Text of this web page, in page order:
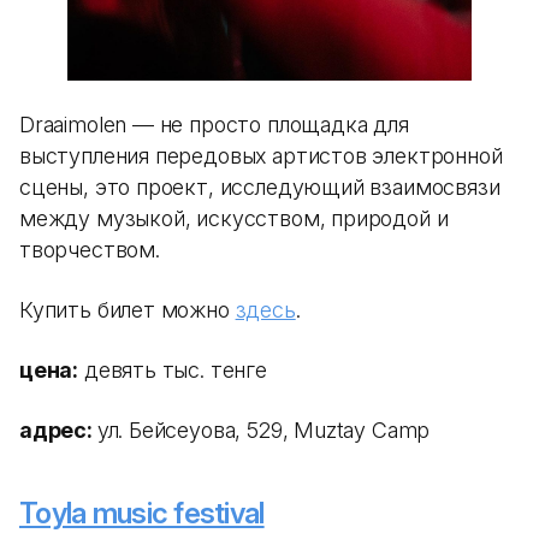
Draaimolen — не просто площадка для
выступления передовых артистов электронной
сцены, это проект, исследующий взаимосвязи
между музыкой, искусством, природой и
творчеством.
Купить билет можно здесь.
цена: девять тыс. тенге
адрес: ул. Бейсеуова, 529, Muztay Camp
Toyla music festival